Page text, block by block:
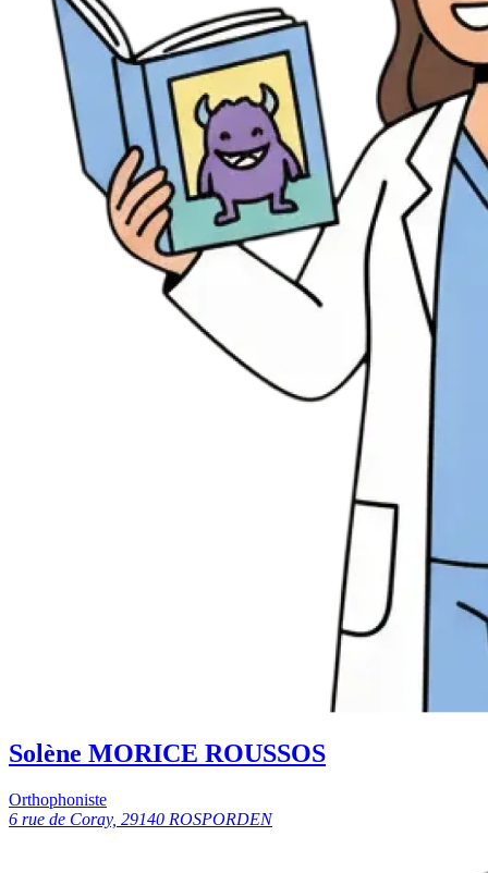
Solène MORICE ROUSSOS
Orthophoniste
6 rue de Coray, 29140 ROSPORDEN